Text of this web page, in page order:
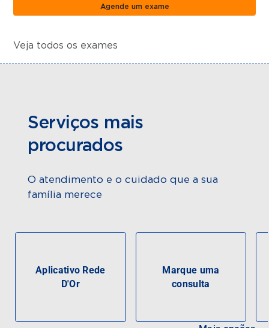
Agende um exame
Veja todos os exames
Serviços mais
procurados
O atendimento e o cuidado que a sua
família merece
Aplicativo Rede
D'Or
Marque uma
consulta